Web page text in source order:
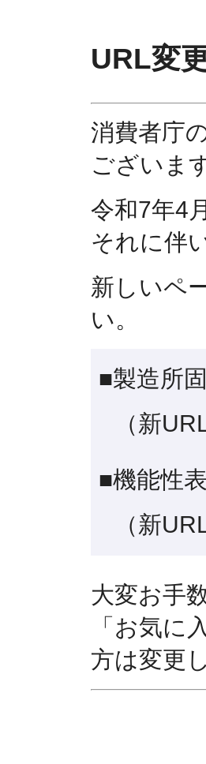
URL変
消費者庁
ございま
令和7年4
それに伴
新しいペ
い。
■製造所
（新
■機能性
（新
大変お手
「お気に
方は変更